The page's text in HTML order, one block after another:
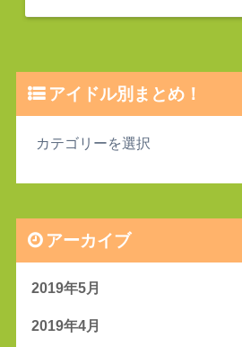
アイドル別まとめ！
アーカイブ
2019年5月
2019年4月